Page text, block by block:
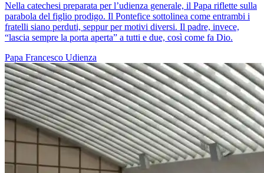
Nella catechesi preparata per l’udienza generale, il Papa riflette sulla
parabola del figlio prodigo. Il Pontefice sottolinea come entrambi i
fratelli siano perduti, seppur per motivi diversi. Il padre, invece,
“lascia sempre la porta aperta” a tutti e due, così come fa Dio.
Papa Francesco Udienza